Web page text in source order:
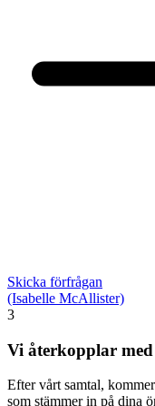
Skicka förfrågan
(Isabelle McAllister)
3
Vi återkopplar
Efter vårt samtal,
som stämmer in på dina